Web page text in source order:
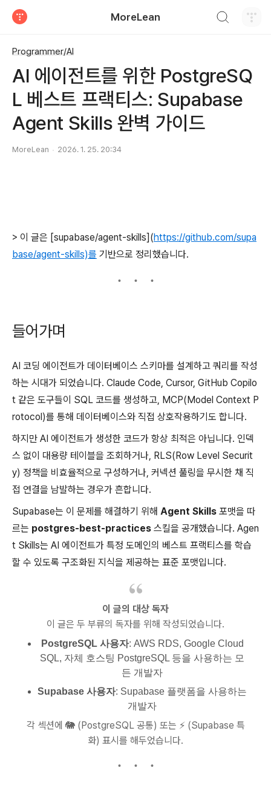
MoreLean
Programmer/AI
AI 에이전트를 위한 PostgreSQ
L 베스트 프랙티스: Supabase
Agent Skills 완벽 가이드
MoreLean 2026. 1. 25. 20:34
> 이 글은 [supabase/agent-skills](https://github.com/supa
base/agent-skills)를 기반으로 정리했습니다.
들어가며
AI 코딩 에이전트가 데이터베이스 스키마를 설계하고 쿼리를 작성
하는 시대가 되었습니다. Claude Code, Cursor, GitHub Copilo
t 같은 도구들이 SQL 코드를 생성하고, MCP(Model Context P
rotocol)를 통해 데이터베이스와 직접 상호작용하기도 합니다.
하지만 AI 에이전트가 생성한 코드가 항상 최적은 아닙니다. 인덱
스 없이 대용량 테이블을 조회하거나, RLS(Row Level Securit
y) 정책을 비효율적으로 구성하거나, 커넥션 풀링을 무시한 채 직
접 연결을 남발하는 경우가 흔합니다.
Supabase는 이 문제를 해결하기 위해 Agent Skills 포맷을 따
르는 postgres-best-practices 스킬을 공개했습니다. Agen
t Skills는 AI 에이전트가 특정 도메인의 베스트 프랙티스를 학습
할 수 있도록 구조화된 지식을 제공하는 표준 포맷입니다.
이 글의 대상 독자
이 글은 두 부류의 독자를 위해 작성되었습니다.
PostgreSQL 사용자: AWS RDS, Google Cloud
SQL, 자체 호스팅 PostgreSQL 등을 사용하는 모
든 개발자
Supabase 사용자: Supabase 플랫폼을 사용하는
개발자
각 섹션에 🐘 (PostgreSQL 공통) 또는 ⚡ (Supabase 특
화) 표시를 해두었습니다.